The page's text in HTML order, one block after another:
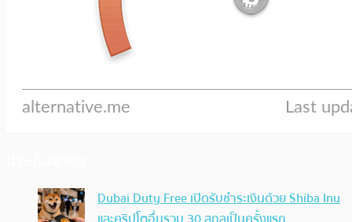
Dubai Duty Free เปิดรับชำระเงินด้วย Shiba Inu